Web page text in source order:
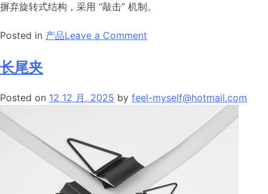
摒弃旋转式结构，采用 “敲击” 机制。
Posted in 产品Leave a Comment
长尾夹
Posted on 12 12 月, 2025 by feel-myself@hotmail.com